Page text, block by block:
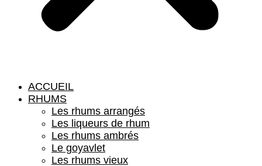
ACCUEIL
RHUMS
Les rhums arrangés
Les liqueurs de rhum
Les rhums ambrés
Le goyavlet
Les rhums vieux